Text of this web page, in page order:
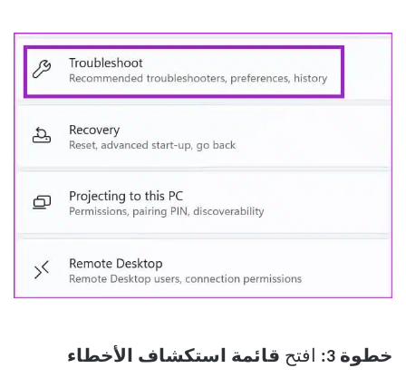
خطوة 3: افتح قائمة استكشاف الأخطاء